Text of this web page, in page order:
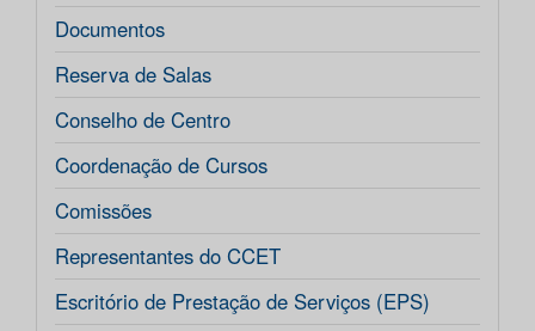
Documentos
Reserva de Salas
Conselho de Centro
Coordenação de Cursos
Comissões
Representantes do CCET
Escritório de Prestação de Serviços (EPS)